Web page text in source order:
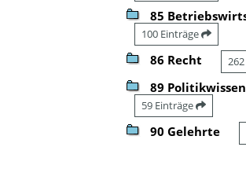
85
100 Einträge
86 Recht
89
59 Einträge
90 Gelehrte